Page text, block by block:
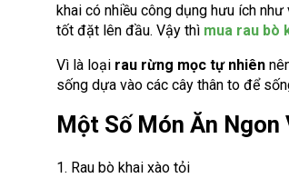
khai có nhiều công dụng hưu ích
tốt đặt lên đầu. Vậy thì mua rau bò
Vì là loại rau rừng mọc tự nhiên
sống dựa vào các cây thân to để
Một Số Món Ăn Ngon
1. Rau bò khai xào tỏi